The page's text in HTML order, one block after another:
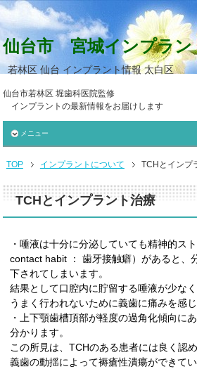
仙台市 宮城インプラン
若林区 仙台 インプラント情報 太白区
仙台市若林区 堀歯科医院監修
インプラントの最新情報をお届けします
メニュー
TOP インプラントについて TCHとインプ
TCHとインプラント治療
・唾液は十分に分泌していても精神的ス
contact habit ： 歯牙接触癖）があると、
下されてしまいます。
結果として口腔内に貯留する唾液が少な
うまく行われないために義歯に痛みを感
・上下顎歯槽頂部が軽度の過角化傾向に
分かります。
この所見は、TCHのある患者には良く認
義歯の動揺によって褥瘡性潰瘍ができて